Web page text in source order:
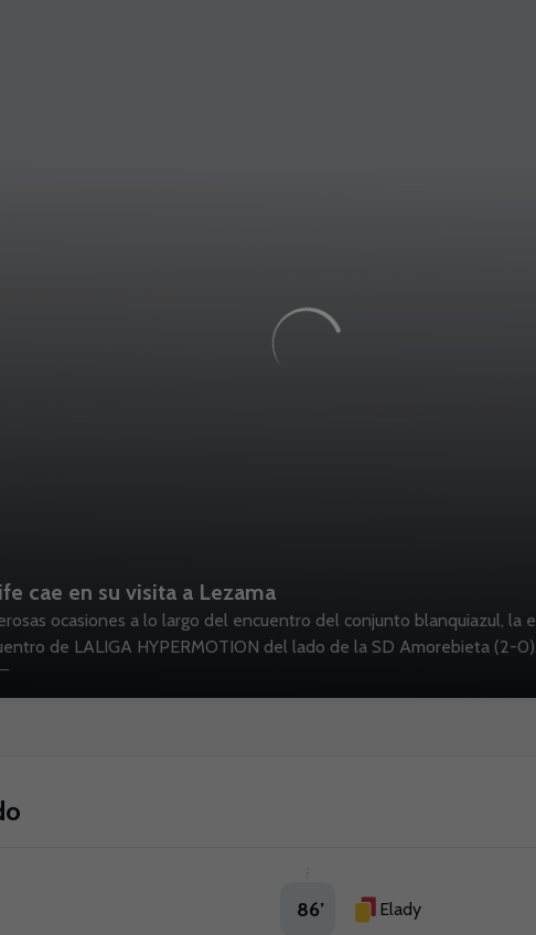
cae en su visita a Lezama
ocasiones a lo largo del encuentro del conjunto blanquiazul, la
de LALIGA HYPERMOTION del lado de la SD Amorebieta (2-0).
Elady
86’